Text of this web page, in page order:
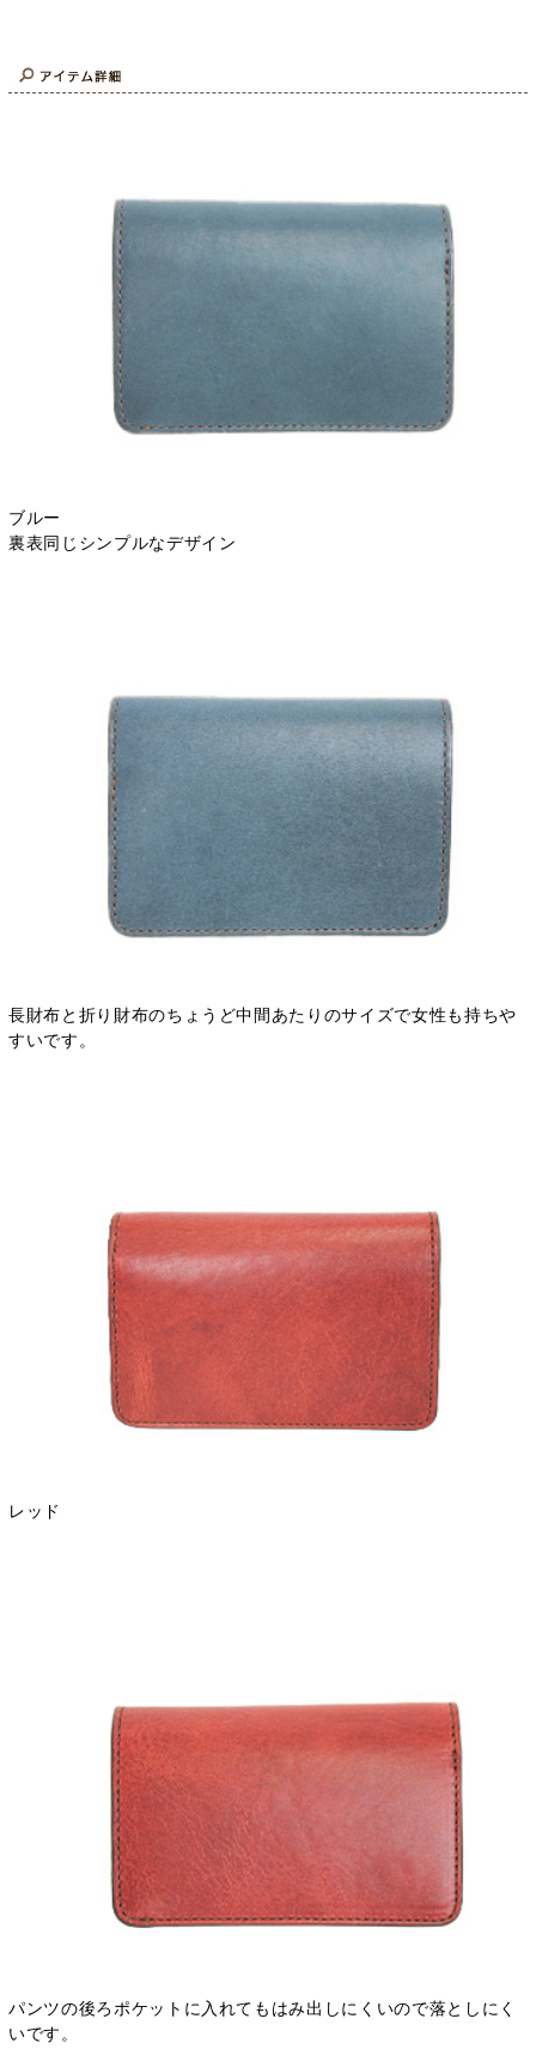
ブルー
裏表同じシンプルなデザイン
長財布と折り財布のちょうど中間あたりのサイズで女性も持ちや
すいです。
レッド
パンツの後ろポケットに入れてもはみ出しにくいので落としにく
いです。